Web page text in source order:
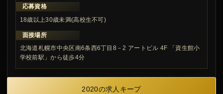
応募資格
18歳以上30歳未満(高校生不可)
面接場所
北海道札幌市中央区南6条西6丁目8－2 アートビル 4F 「資生館小
学校前駅」から徒歩4分
2020の求人キープ